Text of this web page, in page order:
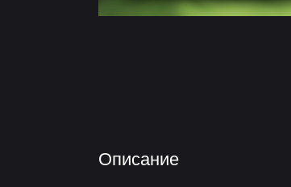
Описание